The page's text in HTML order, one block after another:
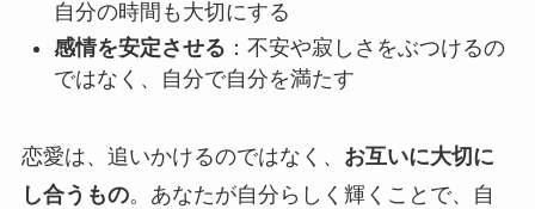
自分の時間も大切にする
感情を安定させる ：不安や寂しさをぶつけるの
ではなく、自分で自分を満たす
恋愛は、追いかけるのではなく、 お互いに大切に
し合うもの。あなたが自分らしく輝くことで、自